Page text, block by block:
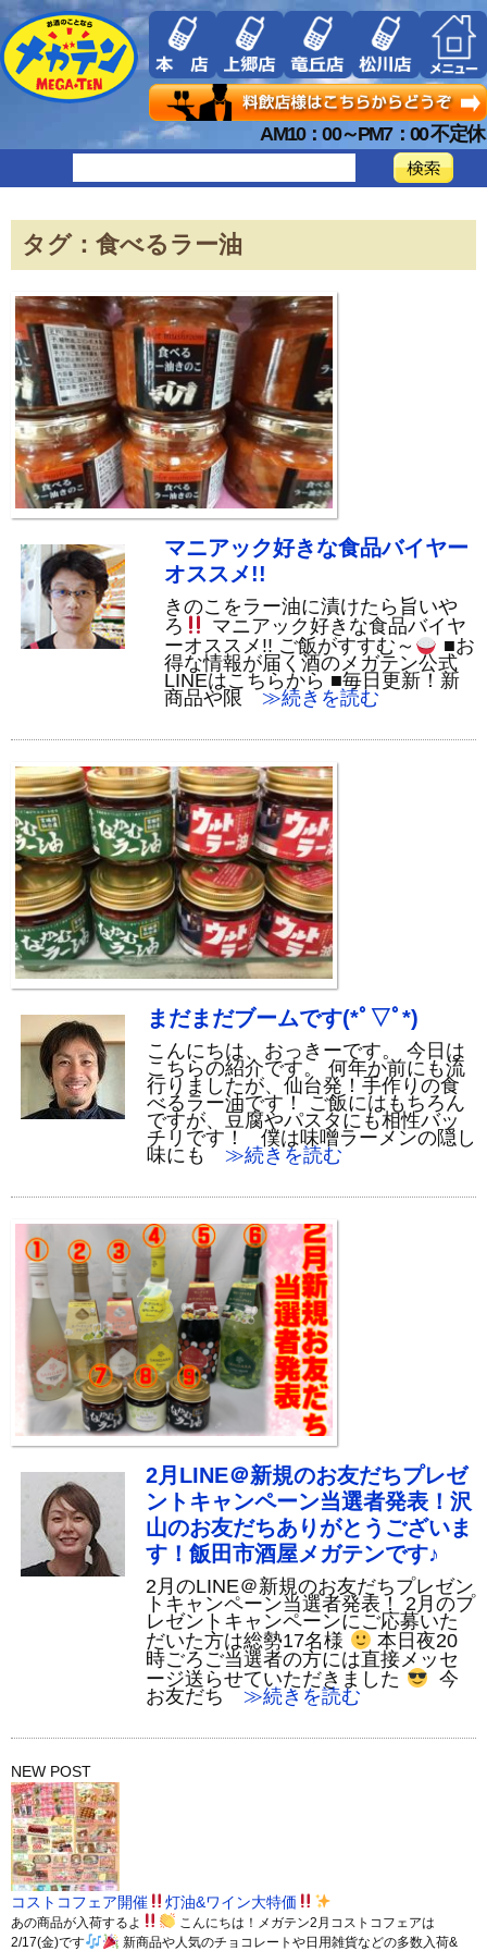
AM10：00～PM7：00 不定休
タグ：食べるラー油
マニアック好きな食品バイヤー
オススメ!!
きのこをラー油に漬けたら旨いや
ろ
マニアック好きな食品バイヤ
ーオススメ!! ご飯がすすむ～
■お
得な情報が届く酒のメガテン公式
LINEはこちらから ■毎日更新！新
商品や限
≫続きを読む
まだまだブームです(*ﾟ▽ﾟ*)
こんにちは、おっきーです。 今日は
こちらの紹介です。 何年か前にも流
行りましたが、仙台発！手作りの食
べるラー油です！ ご飯にはもちろん
ですが、豆腐やパスタにも相性バッ
チリです！ 僕は味噌ラーメンの隠し
味にも ≫続きを読む
2月LINE＠新規のお友だちプレゼ
ントキャンペーン当選者発表！沢
山のお友だちありがとうございま
す！飯田市酒屋メガテンです♪
2月のLINE＠新規のお友だちプレゼン
トキャンペーン当選者発表！ 2月のプ
レゼントキャンペーンにご応募いた
だいた方は総勢17名様
本日夜20
時ごろご当選者の方には直接メッセ
ージ送らせていただきました
今
お友だち ≫続きを読む
NEW POST
コストコフェア開催 灯油&ワイン大特価
あの商品が入荷するよ
こんにちは！メガテン2月コストコフェアは
2/17(金)です
新商品や人気のチョコレートや日用雑貨などの多数入荷&